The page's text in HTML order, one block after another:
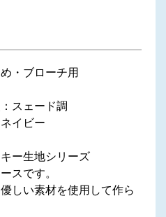
・ブローチ用
スェード調
イビー
ー生地シリーズ
スです。
しい素材を使用して作ら